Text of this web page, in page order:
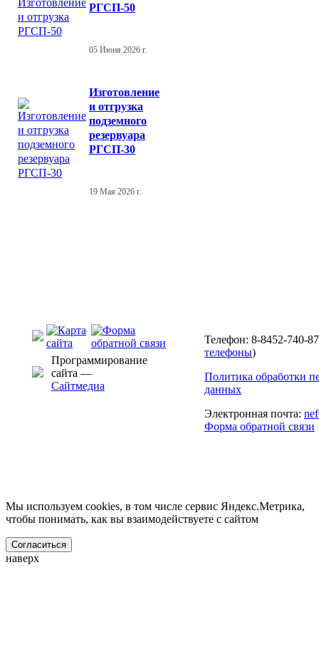
РГСП-50
05 Июня 2026 г.
Изготовление
и отгрузка
подземного
резервуара
РГСП-30
19 Мая 2026 г.
Программирование
сайта —
Сайтмедиа
Телефон: 8-8452-740-
телефоны)
Политика обработки
данных
Электронная почта:
Форма обратной связи
Мы используем cookies, в том числе сервис Яндекс.Метрика,
чтобы понимать, как вы взаимодействуете с сайтом
Согласиться
наверх